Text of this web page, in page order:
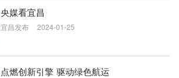
央媒看宜昌
宜昌发布 2024-01-25
点燃创新引擎 驱动绿色航运